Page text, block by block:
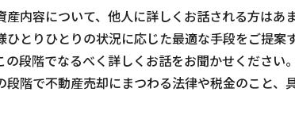
産内容について、他人に詳しくお話される方はあ
ひとりひとりの状況に応じた最適な手段をご提案
の段階でなるべく詳しくお話をお聞かせください。
段階で不動産売却にまつわる法律や税金のこと、